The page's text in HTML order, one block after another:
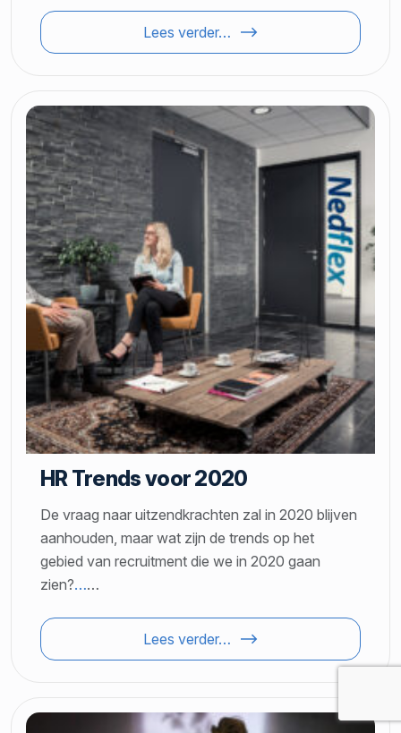
Lees verder…
HR Trends voor 2020
De vraag naar uitzendkrachten zal in 2020 blijven
aanhouden, maar wat zijn de trends op het
gebied van recruitment die we in 2020 gaan
zien?……
Lees verder…